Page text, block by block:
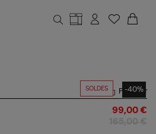
SOLDES -40%
Partager
99,00 €